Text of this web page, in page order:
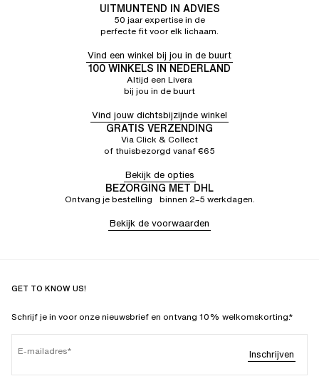
UITMUNTEND IN ADVIES
50 jaar expertise in de
perfecte fit voor elk lichaam.
Vind een winkel bij jou in de buurt
100 WINKELS IN NEDERLAND
Altijd een Livera
bij jou in de buurt
Vind jouw dichtsbijzijnde winkel
GRATIS VERZENDING
Via Click & Collect
of thuisbezorgd vanaf €65
Bekijk de opties
BEZORGING MET DHL
Ontvang je bestelling binnen 2–5 werkdagen.
Bekijk de voorwaarden
GET TO KNOW US!
Schrijf je in voor onze nieuwsbrief en ontvang 10% welkomskorting.*
E-mailadres Inschrijven